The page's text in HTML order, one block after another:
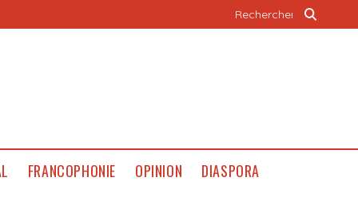
FRANCOPHONIE OPINION DIASPORA